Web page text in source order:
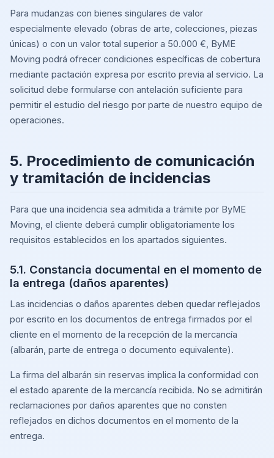
Para mudanzas con bienes singulares de valor
especialmente elevado (obras de arte, colecciones, piezas
únicas) o con un valor total superior a 50.000 €, ByME
Moving podrá ofrecer condiciones específicas de cobertura
mediante pactación expresa por escrito previa al servicio. La
solicitud debe formularse con antelación suficiente para
permitir el estudio del riesgo por parte de nuestro equipo de
operaciones.
5. Procedimiento de comunicación
y tramitación de incidencias
Para que una incidencia sea admitida a trámite por ByME
Moving, el cliente deberá cumplir obligatoriamente los
requisitos establecidos en los apartados siguientes.
5.1. Constancia documental en el momento de
la entrega (daños aparentes)
Las incidencias o daños aparentes deben quedar reflejados
por escrito en los documentos de entrega firmados por el
cliente en el momento de la recepción de la mercancía
(albarán, parte de entrega o documento equivalente).
La firma del albarán sin reservas implica la conformidad con
el estado aparente de la mercancía recibida. No se admitirán
reclamaciones por daños aparentes que no consten
reflejados en dichos documentos en el momento de la
entrega.